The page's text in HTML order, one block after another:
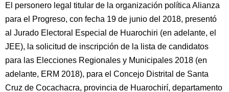
El personero legal titular de la organización política Alianza
para el Progreso, con fecha 19 de junio del 2018, presentó
al Jurado Electoral Especial de Huarochiri (en adelante, el
JEE), la solicitud de inscripción de la lista de candidatos
para las Elecciones Regionales y Municipales 2018 (en
adelante, ERM 2018), para el Concejo Distrital de Santa
Cruz de Cocachacra, provincia de Huarochirí, departamento